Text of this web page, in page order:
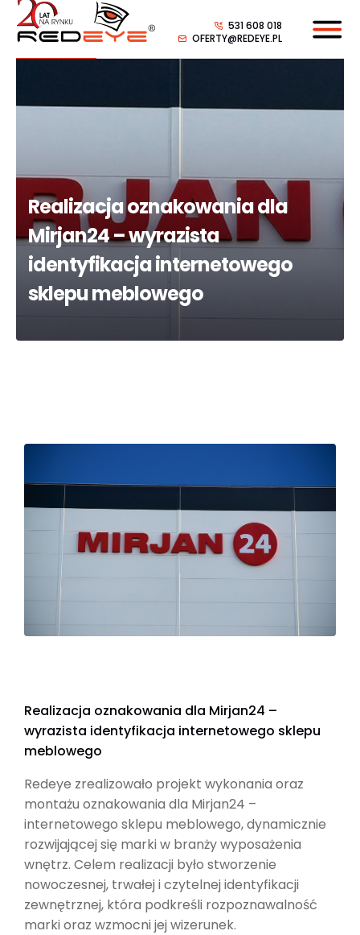
531 608 018
OFERTY@REDEYE.PL
Realizacja oznakowania dla
Mirjan24 – wyrazista
identyfikacja internetowego
sklepu meblowego
Realizacja oznakowania dla Mirjan24 –
wyrazista identyfikacja internetowego sklepu
meblowego
Redeye zrealizowało projekt wykonania oraz
montażu oznakowania dla Mirjan24 –
internetowego sklepu meblowego, dynamicznie
rozwijającej się marki w branży wyposażenia
wnętrz. Celem realizacji było stworzenie
nowoczesnej, trwałej i czytelnej identyfikacji
zewnętrznej, która podkreśli rozpoznawalność
marki oraz wzmocni jej wizerunek.